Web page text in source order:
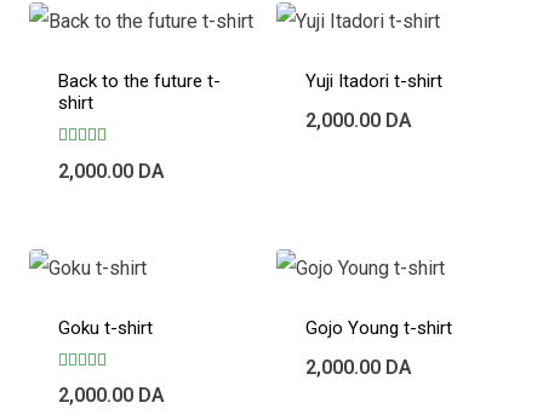
Back to the future t-
shirt
Note
5.00
2,000.00 DA
Yuji Itadori t-shirt
2,000.00 DA
Goku t-shirt
Note
5.00
2,000.00 DA
Gojo Young t-shirt
2,000.00 DA